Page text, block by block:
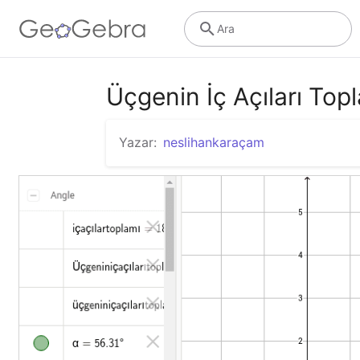
Ara
Üçgenin İç Açıları
Yazar: neslihankaraçam